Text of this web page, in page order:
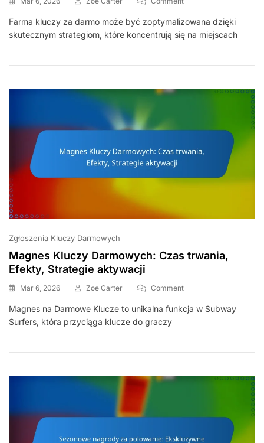
Darmowych
Kluczy:
Umiejętności
Techniki
Farma kluczy za darmo może być zoptymalizowana dzięki
skutecznym strategiom, które koncentrują się na miejscach
Zgłoszenia Kluczy Darmowych
Magnes Kluczy Darmowych: Czas trwania,
Efekty, Strategie aktywacji
Mar 6, 2026 Zoe Carter CommentOn
Kluczy
Efekty,
Aktywacji
Magnes na Darmowe Klucze to unikalna funkcja w Subway
Surfers, która przyciąga klucze do graczy